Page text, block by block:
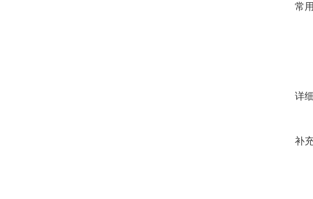
常
详
补